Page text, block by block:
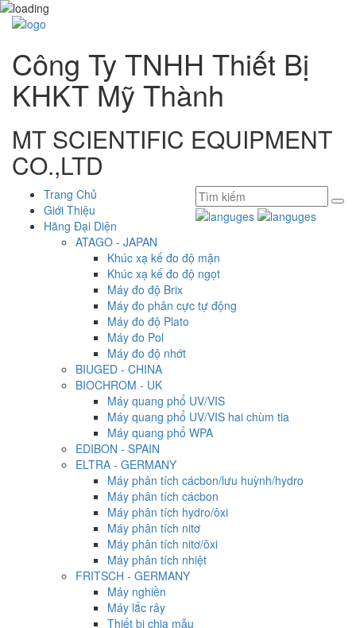
Công Ty TNHH Thiết Bị
KHKT Mỹ Thành
MT SCIENTIFIC EQUIPMENT
CO.,LTD
Trang Chủ
Giới Thiệu
Hãng Đại Diện
ATAGO - JAPAN
Khúc xạ kế đo độ mặn
Khúc xạ kế đo độ ngọt
Máy đo độ Brix
Máy đo phân cực tự động
Máy đo độ Plato
Máy đo Pol
Máy đo độ nhớt
BIUGED - CHINA
BIOCHROM - UK
Máy quang phổ UV/VIS
Máy quang phổ UV/VIS hai chùm tia
Máy quang phổ WPA
EDIBON - SPAIN
ELTRA - GERMANY
Máy phân tích cácbon/lưu huỳnh/hydro
Máy phân tích cácbon
Máy phân tích hydro/ôxi
Máy phân tích nitơ
Máy phân tích nitơ/ôxi
Máy phân tích nhiệt
FRITSCH - GERMANY
Máy nghiền
Máy lắc rây
Thiết bị chia mẫu